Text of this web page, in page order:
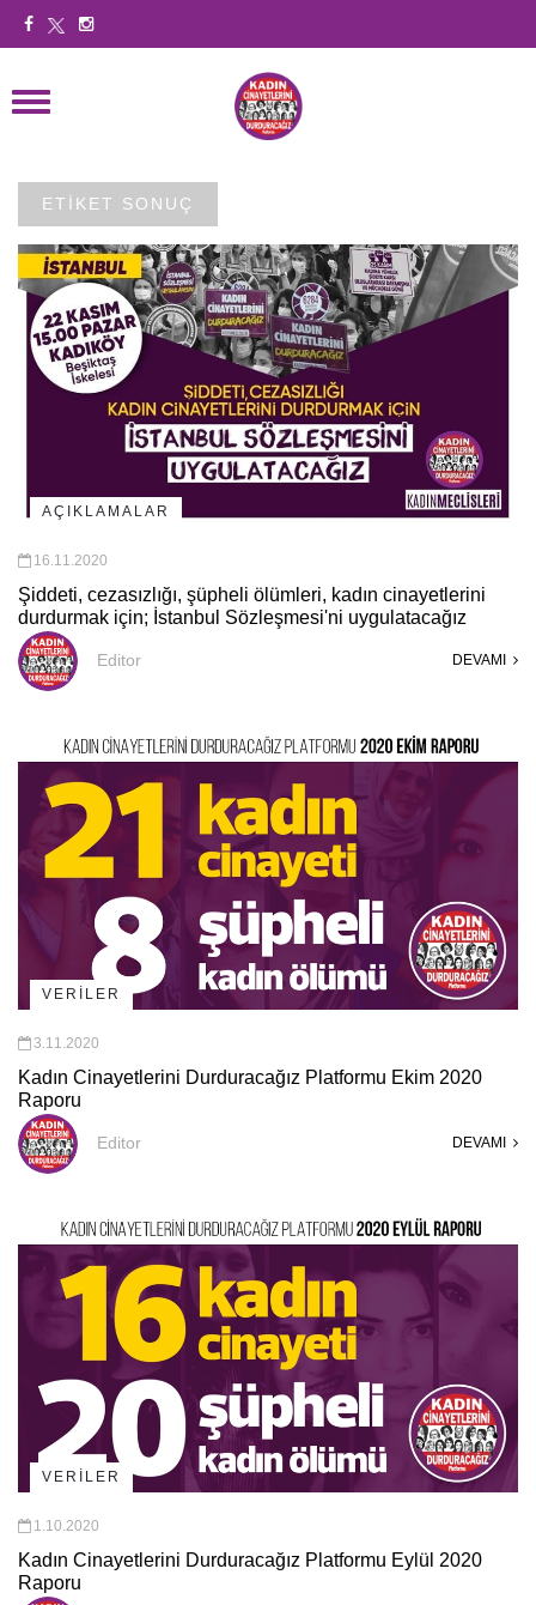
ETİKET SONUÇ
AÇIKLAMALAR
16.11.2020
Şiddeti, cezasızlığı, şüpheli ölümleri, kadın cinayetlerini
durdurmak için; İstanbul Sözleşmesi'ni uygulatacağız
Editor DEVAMI
VERİLER
3.11.2020
Kadın Cinayetlerini Durduracağız Platformu Ekim 2020
Raporu
Editor DEVAMI
VERİLER
1.10.2020
Kadın Cinayetlerini Durduracağız Platformu Eylül 2020
Raporu